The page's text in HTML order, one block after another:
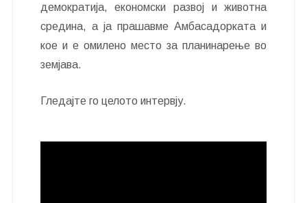
демократија, економски развој и животна
средина, а ја прашавме Амбасадорката и
кое и е омилено место за планинарење во
земјава.
Гледајте го целото интервју.